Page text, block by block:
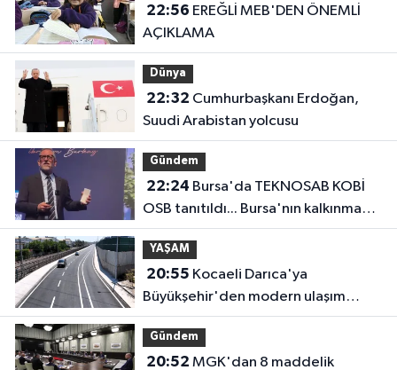
22:56
AÇIKLAMA
Dünya
22:32
Suudi Arabistan yolcusu
Gündem
22:24
OSB tanıtıldı... Bursa'nın kalkınma
yolculuğunda yeni dönem
YAŞAM
20:55
Büyükşehir'den modern ulaşım
yatırımı
Gündem
20:52